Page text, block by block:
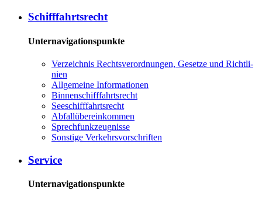
Schiff­fahrts­recht
Unternavigationspunkte
Ver­zeich­nis Rechts­ver­ord­nun­gen, Ge­set­ze und Richt­li­
ni­en
All­ge­mei­ne In­for­ma­tio­nen
Bin­nen­schiff­fahrts­recht
See­schiff­fahrts­recht
Ab­fall­über­ein­kom­men
Sprech­funk­zeug­nis­se
Sons­ti­ge Ver­kehrs­vor­schrif­ten
Ser­vice
Unternavigationspunkte